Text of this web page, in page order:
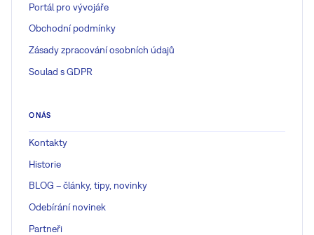
Portál pro vývojáře
Obchodní podmínky
Zásady zpracování osobních údajů
Soulad s GDPR
O NÁS
Kontakty
Historie
BLOG – články, tipy, novinky
Odebírání novinek
Partneři